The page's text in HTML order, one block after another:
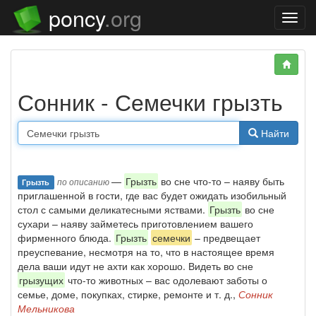
poncy.org
Сонник - Семечки грызть
Найти
Грызть по описанию— Грызть во сне что-то – наяву быть
приглашенной в гости, где вас будет ожидать изобильный
стол с самыми деликатесными яствами. Грызть во сне
сухари – наяву займетесь приготовлением вашего
фирменного блюда. Грызть семечки – предвещает
преуспевание, несмотря на то, что в настоящее время
дела ваши идут не ахти как хорошо. Видеть во сне
грызущих что-то животных – вас одолевают заботы о
семье, доме, покупках, стирке, ремонте и т. д., Сонник
Мельникова